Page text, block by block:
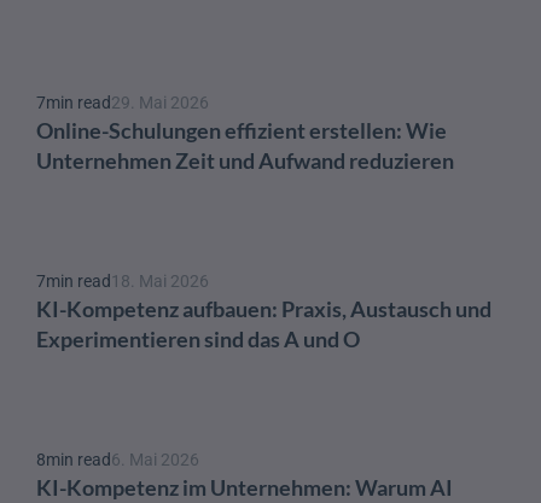
7min read29. Mai 2026
Online-Schulungen effizient erstellen: Wie
Unternehmen Zeit und Aufwand reduzieren
7min read18. Mai 2026
KI-Kompetenz aufbauen: Praxis, Austausch und
Experimentieren sind das A und O
8min read6. Mai 2026
KI-Kompetenz im Unternehmen: Warum AI